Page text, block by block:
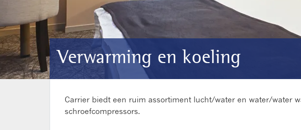
Verwarming en koeling
Carrier biedt een ruim assortiment lucht/water en water/water
schroefcompressors.